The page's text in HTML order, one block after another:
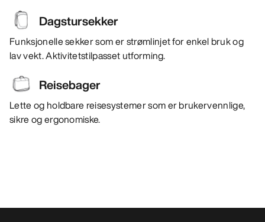
Dagstursekker
Funksjonelle sekker som er strømlinjet for enkel bruk og
lav vekt. Aktivitetstilpasset utforming.
Reisebager
Lette og holdbare reisesystemer som er brukervennlige,
sikre og ergonomiske.